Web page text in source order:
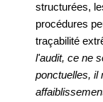
structurées,
procédures
traçabilité
l'audit, ce ne
ponctuelles, il